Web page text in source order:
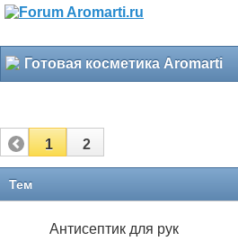
Готовая косметика Aromarti
1 2
Тем
Антисептик для рук